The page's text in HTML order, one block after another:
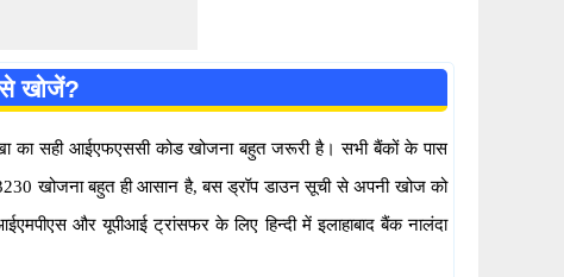
खोजें?
का सही आईएफएससी कोड खोजना बहुत जरूरी है। सभी बैंकों के पास
खोजना बहुत ही आसान है, बस ड्रॉप डाउन सूची से अपनी खोज को
और यूपीआई ट्रांसफर के लिए हिन्दी में इलाहाबाद बैंक नालंदा